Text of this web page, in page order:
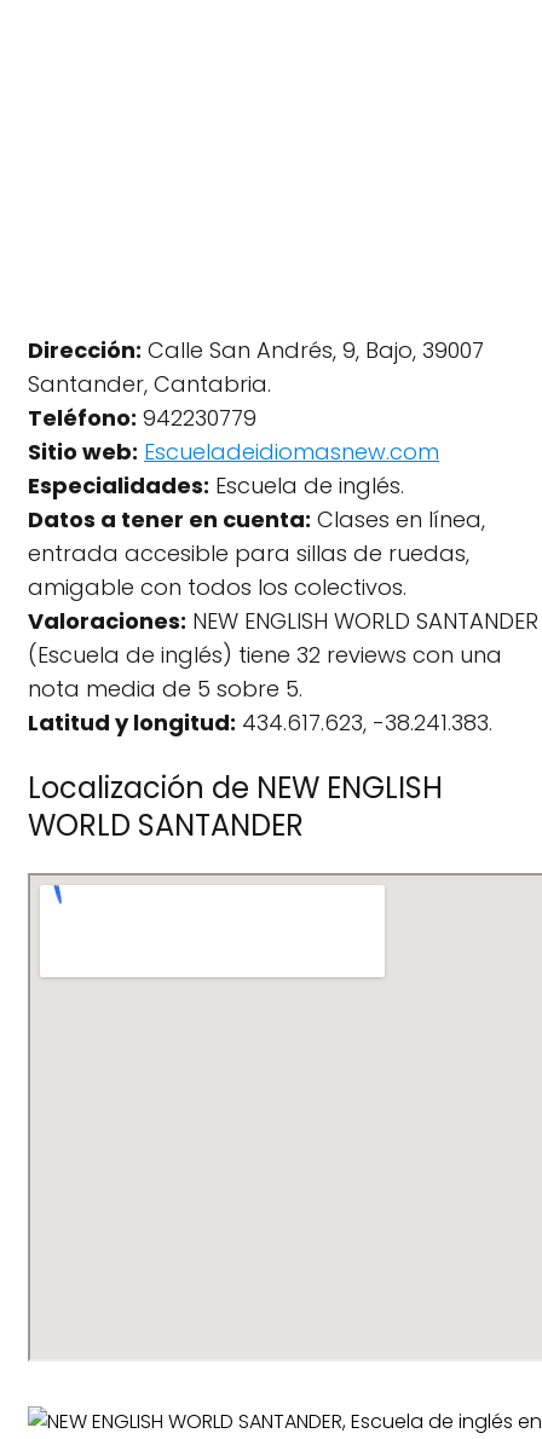
Dirección: Calle San Andrés, 9, Bajo, 39007
Santander, Cantabria.
Teléfono: 942230779
Sitio web: Escueladeidiomasnew.com
Especialidades: Escuela de inglés.
Datos a tener en cuenta: Clases en línea,
entrada accesible para sillas de ruedas,
amigable con todos los colectivos.
Valoraciones: NEW ENGLISH WORLD SANTANDER
(Escuela de inglés) tiene 32 reviews con una
nota media de 5 sobre 5.
Latitud y longitud: 434.617.623, -38.241.383.
Localización de NEW ENGLISH
WORLD SANTANDER